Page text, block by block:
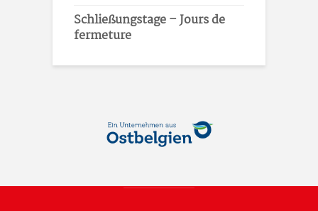
Schließungstage – Jours de
fermeture